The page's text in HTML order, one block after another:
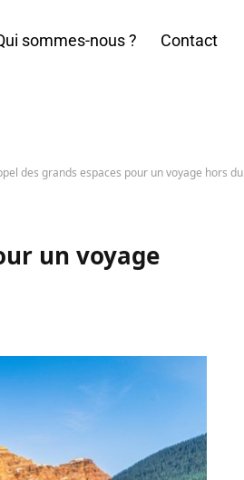
sommes-nous ? Contact
des grands espaces pour un voyage hors
un voyage